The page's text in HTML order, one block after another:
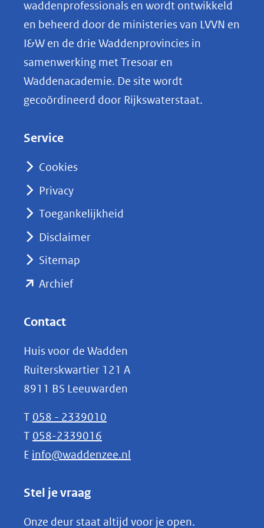
ng(afbeelding:
waddenzee_onderwater_laura_govers_1_.jpg)
p
k
e
nieuw
naar
waddenprofessionals en wordt ontwikkeld
en beheerd door de ministeries van LVVN en
I&W en de drie Waddenprovincies in
samenwerking met Tresoar en
Waddenacademie. De site wordt
gecoördineerd door Rijkswaterstaat.
Service
Cookies
Privacy
Toegankelijkheid
Disclaimer
Sitemap
Archief(opent
(verwijst
naar
een
andere
website)
Contact
Huis voor de Wadden
Ruiterskwartier 121 A
8911 BS Leeuwarden
T 058 - 2339010
T 058-2339016
E info@waddenzee.nl
Stel je vraag
Onze deur staat altijd voor je open.